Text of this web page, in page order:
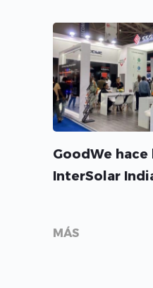
GoodWe
InterSolar
MÁS